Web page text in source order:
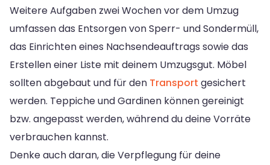
Weitere Aufgaben zwei Wochen vor dem Umzug
umfassen das Entsorgen von Sperr- und Sondermüll,
das Einrichten eines Nachsendeauftrags sowie das
Erstellen einer Liste mit deinem Umzugsgut. Möbel
sollten abgebaut und für den Transport gesichert
werden. Teppiche und Gardinen können gereinigt
bzw. angepasst werden, während du deine Vorräte
verbrauchen kannst.
Denke auch daran, die Verpflegung für deine